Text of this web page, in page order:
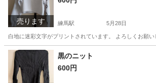
売ります 練馬駅 5月28日
白地に迷彩文字がプリントされています。 よろしくお願い
東京 練馬区
黒のニット
600円